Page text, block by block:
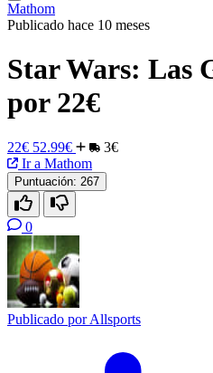
Mathom
Publicado hace 10 meses
Star Wars: Las
por 22€
22€ 52.99€
3€
Ir a Mathom
Puntuación: 267
0
Publicado porAllsports